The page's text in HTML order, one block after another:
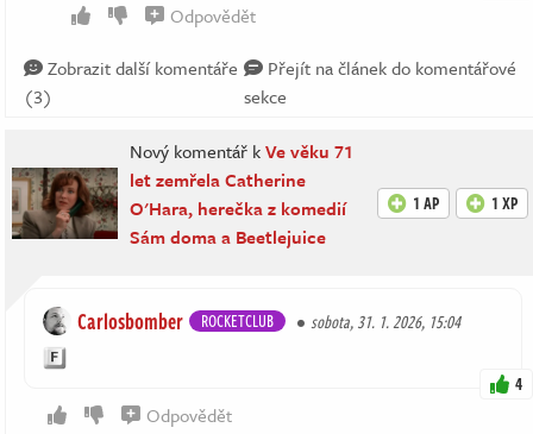
Odpovědět
Zobrazit další komentáře
(3)
Přejít na článek do komentářové
sekce
Nový komentář kVe věku 71
let zemřela Catherine
O'Hara, herečka z komedií
Sám doma a Beetlejuice
1 AP 1 XP
Carlosbomber ROCKETCLUB sobota, 31. 1. 2026, 15:04
4
Odpovědět